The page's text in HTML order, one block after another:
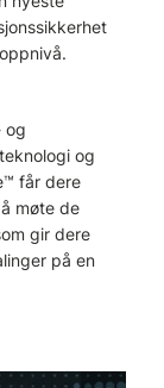
og
og
får dere
møte de
gir dere
på en